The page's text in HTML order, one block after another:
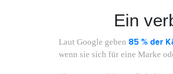
Ein
Laut Google geben 85 % der
wenn sie sich für eine Marke